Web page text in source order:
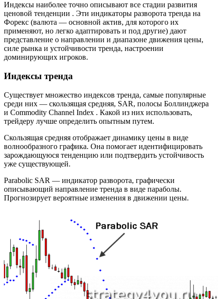
Индексы наиболее точно описывают все стадии развития
ценовой тенденции . Эти индикаторы разворота тренда на
Форекс (валюта — основной актив, для которого их
применяют, но легко адаптировать и под другие) дают
представление о направлении и диапазоне движения цены,
силе рынка и устойчивости тренда, настроении
доминирующих игроков.
Индексы тренда
Существует множество индексов тренда, самые популярные
среди них — скользящая средняя, SAR, полосы Боллинджера
и Commodity Channel Index . Какой из них использовать,
трейдеру лучше определить опытным путем.
Скользящая средняя отображает динамику цены в виде
волнообразного графика. Она помогает идентифицировать
зарождающуюся тенденцию или подтвердить устойчивость
уже существующей.
Parabolic SAR — индикатор разворота, графически
описывающий направление тренда в виде параболы.
Прогнозирует вероятные изменения в движении цены.